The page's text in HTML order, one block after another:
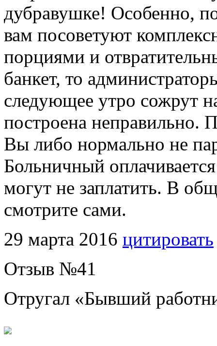
дубравушке! Особенно,
вам посоветуют
порциями и
банкет, то
следующее утро сожрут
построена неправильно.
Вы либо нормально не
Больничный
могут не заплатить. В
смотрите сами.
29 марта 2016 цитировать
Отзыв №41
Отругал «Бывший